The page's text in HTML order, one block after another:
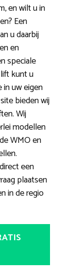
en wilt u in
Een
u daarbij
en
speciale
kunt u
uw eigen
bieden wij
Wij
modellen
WMO en
een
plaatsen
in de regio